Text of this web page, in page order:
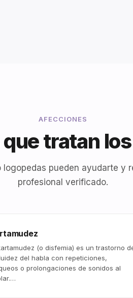
AFECCIONES
tratan
logopedas pueden ayudarte y
profesional verificado.
(o disfemia) es un trastorno
del habla con repeticiones,
o prolongaciones de sonidos al